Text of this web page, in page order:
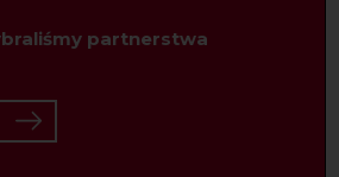
partnerstwa